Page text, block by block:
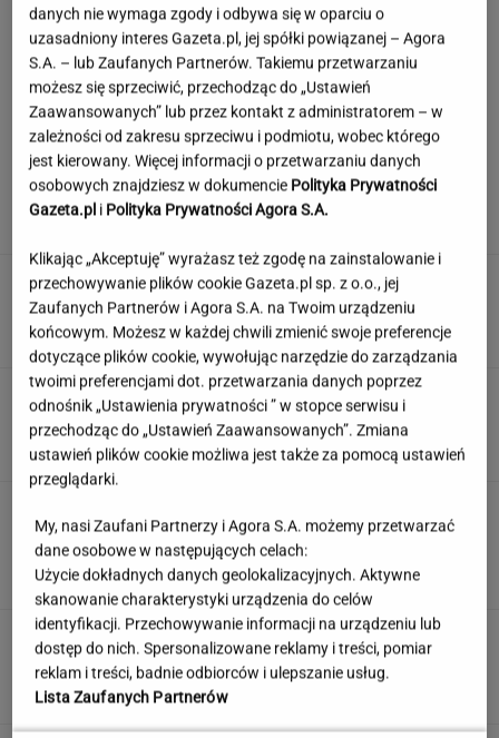
Mandaryna o mamie byłego
męża po ich wielkim powrocie. Tego nie
ukrywa
Pełczyńska-Nałęcz o doniesieniach ws.
Hołowni: Ciężko uwierzyć
Kulinarny quiz wiedzy. 11/11 zdobędą tylko
prawdziwi smakosze!
schematy. Jak dobrze przygotować się do
wyjazdu za granicę?
MATERIAŁ PROMOCYJNY
Płacą absurdalny podatek. Ministerstwo
prawa nie zmieni
MATERIAŁ PROMOCYJNY
danych nie wymaga zgody i odbywa się w oparciu o
uzasadniony interes Gazeta.pl, jej spółki powiązanej – Agora
S.A. – lub Zaufanych Partnerów. Takiemu przetwarzaniu
możesz się sprzeciwić, przechodząc do „Ustawień
Zaawansowanych” lub przez kontakt z administratorem – w
zależności od zakresu sprzeciwu i podmiotu, wobec którego
jest kierowany. Więcej informacji o przetwarzaniu danych
osobowych znajdziesz w dokumencie Polityka Prywatności
Gazeta.pl i Polityka Prywatności Agora S.A.
Klikając „Akceptuję” wyrażasz też zgodę na zainstalowanie i
przechowywanie plików cookie Gazeta.pl sp. z o.o., jej
Zaufanych Partnerów i Agora S.A. na Twoim urządzeniu
końcowym. Możesz w każdej chwili zmienić swoje preferencje
dotyczące plików cookie, wywołując narzędzie do zarządzania
twoimi preferencjami dot. przetwarzania danych poprzez
odnośnik „Ustawienia prywatności ” w stopce serwisu i
przechodząc do „Ustawień Zaawansowanych”. Zmiana
ustawień plików cookie możliwa jest także za pomocą ustawień
przeglądarki.
My, nasi Zaufani Partnerzy i Agora S.A. możemy przetwarzać
dane osobowe w następujących celach:
Użycie dokładnych danych geolokalizacyjnych. Aktywne
skanowanie charakterystyki urządzenia do celów
identyfikacji. Przechowywanie informacji na urządzeniu lub
dostęp do nich. Spersonalizowane reklamy i treści, pomiar
reklam i treści, badnie odbiorców i ulepszanie usług.
Lista Zaufanych Partnerów